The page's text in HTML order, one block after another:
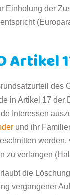
Einholung der
Artikel
des
in Artikel 17 der
Interessen
und ihr
zu verlangen
die
vergangener